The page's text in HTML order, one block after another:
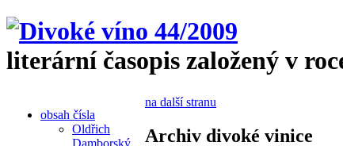
literární časopis založený v
obsah čísla
Oldřich
Damborský
na další stranu
Archiv divoké vinice